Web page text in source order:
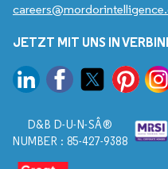
JETZT MIT UNS IN
D&B D-U-N-SÂ®
NUMBER : 85-427-9388